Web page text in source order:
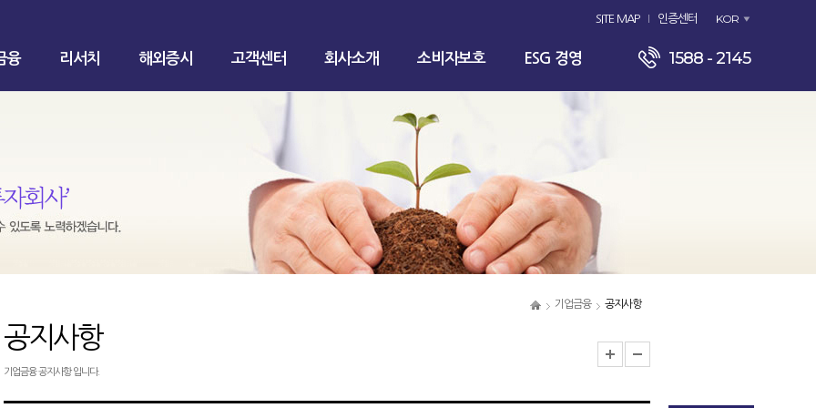
SITE MAP 인증센터 KOR
융 리서치 해외증시 고객센터 회사소개 소비자보호 ESG 경영 1588 - 2145
기업금융 공지사항
공지사항
기업금융 공지사항 입니다.